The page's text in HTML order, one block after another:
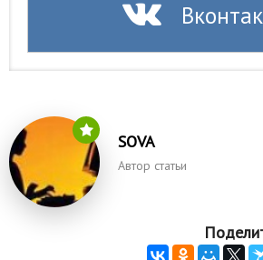
SOVA
Автор статьи